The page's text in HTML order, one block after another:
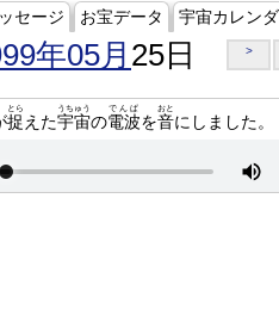
セージ お宝データ 宇宙カレン
年05月 25日 >
捉
とら
えた宇宙
うちゅう
の電波
でんぱ
を音
おと
にしました。